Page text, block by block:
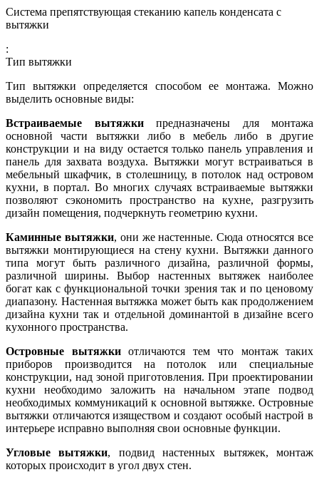
Система препятствующая стеканию капель конденсата с
вытяжки
:
Тип вытяжки
Тип вытяжки определяется способом ее монтажа. Можно
выделить основные виды:
Встраиваемые вытяжкипредназначены для монтажа
основной части вытяжки либо в мебель либо в другие
конструкции и на виду остается только панель управления и
панель для захвата воздуха. Вытяжки могут встраиваться в
мебельный шкафчик, в столешницу, в потолок над островом
кухни, в портал. Во многих случаях встраиваемые вытяжки
позволяют сэкономить пространство на кухне, разгрузить
дизайн помещения, подчеркнуть геометрию кухни.
Каминные вытяжки, они же настенные. Сюда относятся все
вытяжки монтирующиеся на стену кухни. Вытяжки данного
типа могут быть различного дизайна, различной формы,
различной ширины. Выбор настенных вытяжек наиболее
богат как с функциональной точки зрения так и по ценовому
диапазону. Настенная вытяжка может быть как продолжением
дизайна кухни так и отдельной доминантой в дизайне всего
кухонного пространства.
Островные вытяжкиотличаются тем что монтаж таких
приборов производится на потолок или специальные
конструкции, над зоной приготовления. При проектировании
кухни необходимо заложить на начальном этапе подвод
необходимых коммуникаций к основной вытяжке. Островные
вытяжки отличаются изяществом и создают особый настрой в
интерьере исправно выполняя свои основные функции.
Угловые вытяжки, подвид настенных вытяжек, монтаж
которых происходит в угол двух стен.